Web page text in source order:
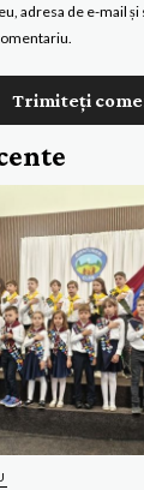
adresa de e-mail